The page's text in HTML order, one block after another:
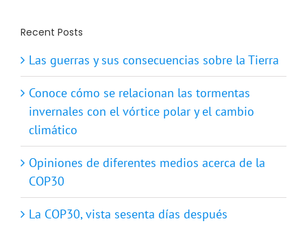
Recent Posts
Las guerras y sus consecuencias sobre la Tierra
Conoce cómo se relacionan las tormentas
invernales con el vórtice polar y el cambio
climático
Opiniones de diferentes medios acerca de la
COP30
La COP30, vista sesenta días después